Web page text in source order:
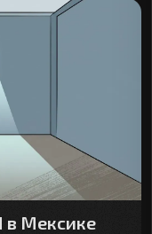
в Мексике